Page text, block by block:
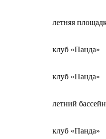
летняя
клуб «Панда»
клуб «Панда»
летний
клуб «Панда»